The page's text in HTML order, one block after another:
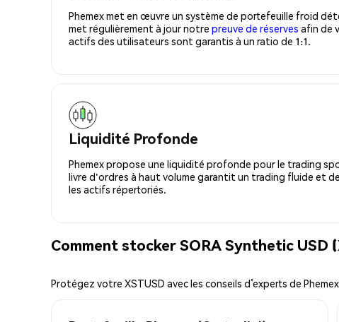
Phemex met en œuvre un système de portefeuille froid
met régulièrement à jour notre preuve de réserves afin de
actifs des utilisateurs sont garantis à un ratio de 1:1.
Liquidité Profonde
Phemex propose une liquidité profonde pour le trading
livre d'ordres à haut volume garantit un trading fluide et
les actifs répertoriés.
Comment stocker SORA Synthetic USD
Protégez votre XSTUSD avec les conseils d’experts de Phemex